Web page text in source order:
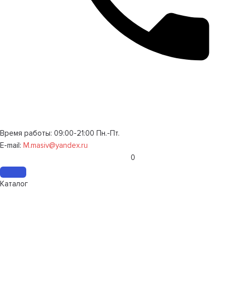
Время работы: 09:00-21:00 Пн.-Пт.
E-mail: M.masiv@yandex.ru
0
Каталог